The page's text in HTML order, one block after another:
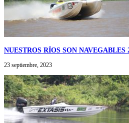
NUESTROS RÍOS SON NAVEGABLES
23 septiembre, 2023